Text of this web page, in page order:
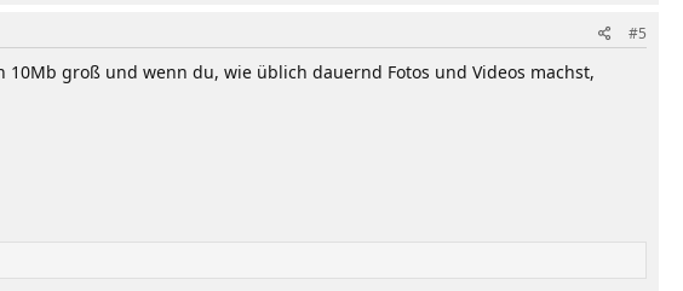
#5
groß und wenn du, wie üblich dauernd Fotos und Videos machst,